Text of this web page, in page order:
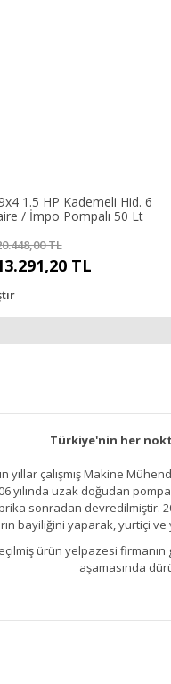
1.5 HP Kademeli Hid. 6
/ İmpo Pompalı 50 Lt
TL
TL
Türkiye'nin her
çalışmış Makine
yılında uzak doğudan
sonradan devredilmiştir.
bayiliğini yaparak, yurtiçi ve
ürün yelpazesi
aşamasında